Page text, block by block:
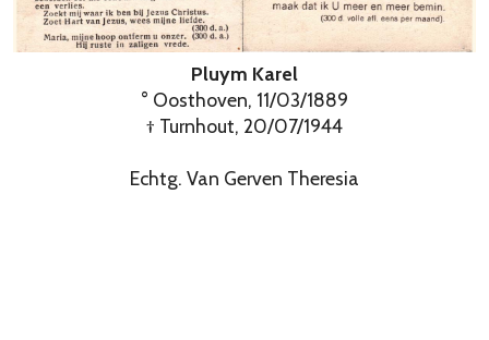
Pluym Karel
° Oosthoven, 11/03/1889
† Turnhout, 20/07/1944
Echtg. Van Gerven Theresia